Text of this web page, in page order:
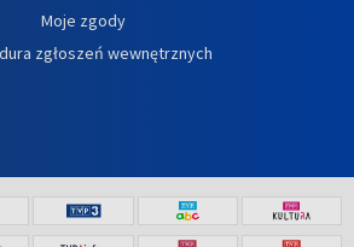
Moje zgody
zgłoszeń wewnętrznych